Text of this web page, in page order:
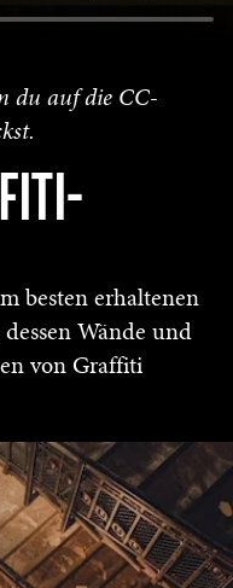
du auf die CC-
besten erhaltenen
Wände und
von Graffiti